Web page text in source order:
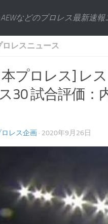
などのプロレス最新速報
ロレスニュース
プロレス] レ
30 試合評価：
レス企画 · 2020年9月26日